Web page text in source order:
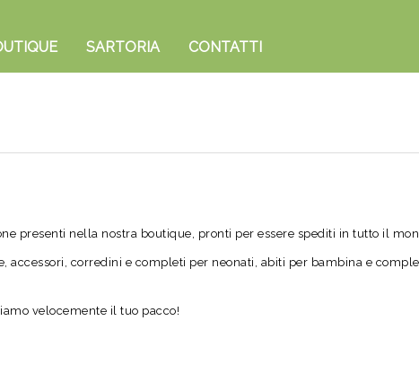
SARTORIA CONTATTI
presenti nella nostra boutique, pronti per essere spediti in tutto il
corredini e completi per neonati, abiti per bambina e
velocemente il tuo pacco!